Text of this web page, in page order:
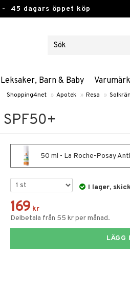
- 45 dagars öppet köp
Leksaker, Barn & Baby
Shopping4net » Apotek » Resa »
50 ml - La Roche-Posay
I lager,
169 kr
Delbetala från 55 kr per månad.
LÄGG